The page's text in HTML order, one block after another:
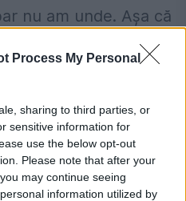
Process My Personal
sharing to third parties, or
sensitive information for
use the below opt-out
Please note that after your
may continue seeing
information utilized by
nu am unde. Așa că
de facebook,